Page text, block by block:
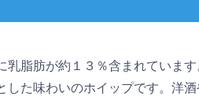
乳脂肪が約１３％含まれていま
した味わいのホイップです。洋酒